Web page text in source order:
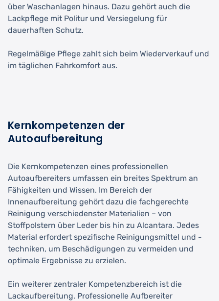
über Waschanlagen hinaus. Dazu gehört auch die
Lackpflege mit Politur und Versiegelung für
dauerhaften Schutz.
Regelmäßige Pflege zahlt sich beim Wiederverkauf und
im täglichen Fahrkomfort aus.
Kernkompetenzen der
Autoaufbereitung
Die Kernkompetenzen eines professionellen
Autoaufbereiters umfassen ein breites Spektrum an
Fähigkeiten und Wissen. Im Bereich der
Innenaufbereitung gehört dazu die fachgerechte
Reinigung verschiedenster Materialien – von
Stoffpolstern über Leder bis hin zu Alcantara. Jedes
Material erfordert spezifische Reinigungsmittel und -
techniken, um Beschädigungen zu vermeiden und
optimale Ergebnisse zu erzielen.
Ein weiterer zentraler Kompetenzbereich ist die
Lackaufbereitung. Professionelle Aufbereiter